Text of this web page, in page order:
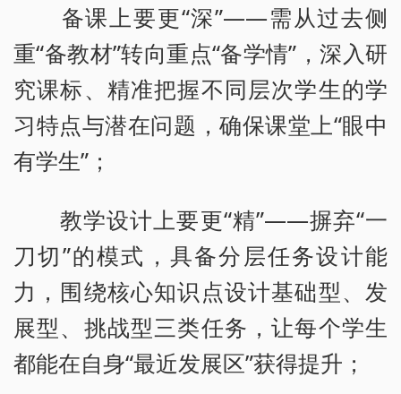
备课上要更“深”——需从过去侧
重“备教材”转向重点“备学情”，深入研
究课标、精准把握不同层次学生的学
习特点与潜在问题，确保课堂上“眼中
有学生”；
教学设计上要更“精”——摒弃“一
刀切”的模式，具备分层任务设计能
力，围绕核心知识点设计基础型、发
展型、挑战型三类任务，让每个学生
都能在自身“最近发展区”获得提升；